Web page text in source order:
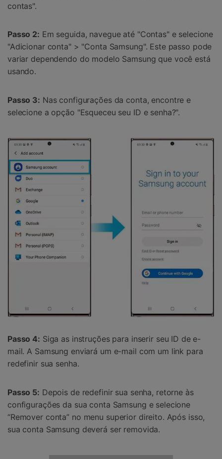
contas".
Passo 2: Em seguida, navegue até "Contas" e selecione
"Adicionar conta" > "Conta Samsung". Este passo pode
variar dependendo do modelo Samsung que você está
usando.
Passo 3: Nas configurações da conta, encontre e
selecione a opção "Esqueceu seu ID e senha?".
Passo 4: Siga as instruções para inserir seu ID de e-
mail. A Samsung enviará um e-mail com um link para
redefinir sua senha.
Passo 5: Depois de redefinir sua senha, retorne às
configurações da sua conta Samsung e selecione
“Remover conta” no menu superior direito. Após isso,
sua conta Samsung deverá ser removida.